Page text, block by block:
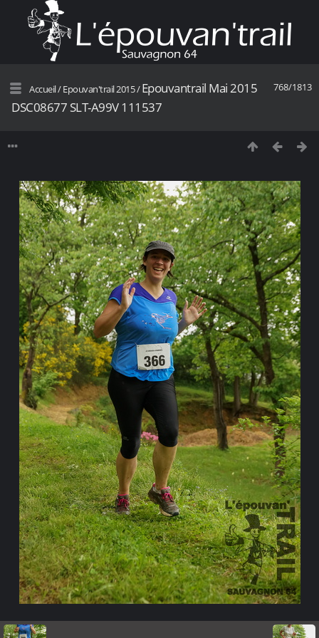
768/1813
Accueil/Epouvan'trail 2015/Epouvantrail Mai 2015
DSC08677 SLT-A99V 111537